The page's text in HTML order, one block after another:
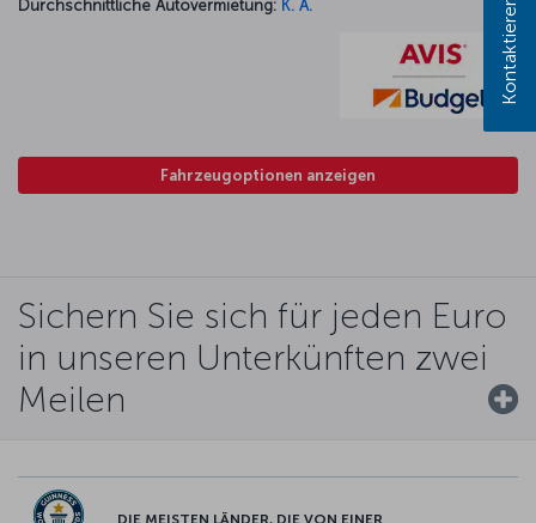
Durchschnittliche Autovermietung: K. A.
Fahrzeugoptionen anzeigen
Sichern Sie sich für jeden Euro
in unseren Unterkünften zwei
Meilen
DIE MEISTEN LÄNDER, DIE VON EINER